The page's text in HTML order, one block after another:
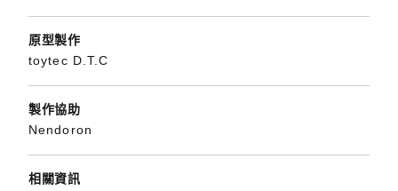
原型製作
toytec D.T.C
製作協助
Nendoron
相關資訊